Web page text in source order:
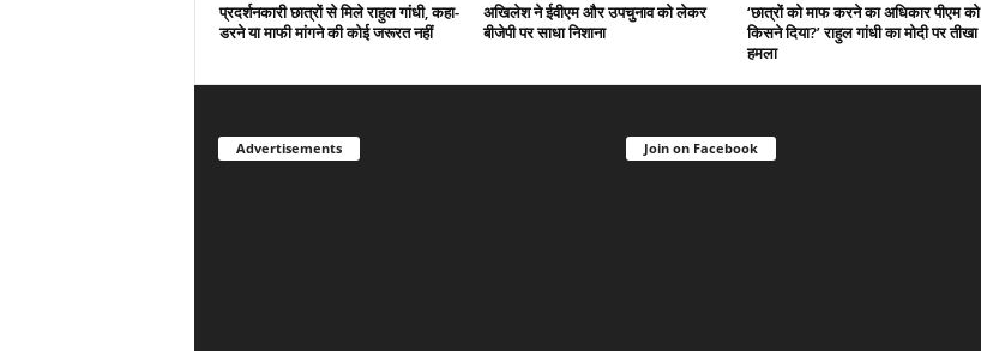
प्रदर्शनकारी छात्रों से मिले राहुल गांधी, कहा-
डरने या माफी मांगने की कोई जरूरत नहीं
अखिलेश ने ईवीएम और उपचुनाव को लेकर
बीजेपी पर साधा निशाना
‘छात्रों को माफ करने का अधिकार पीएम को
किसने दिया?’ राहुल गांधी का मोदी पर तीखा
हमला
Advertisements Join on Facebook